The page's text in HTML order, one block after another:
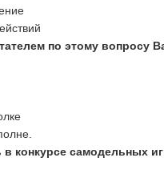
по этому вопросу
конкурсе самодельных